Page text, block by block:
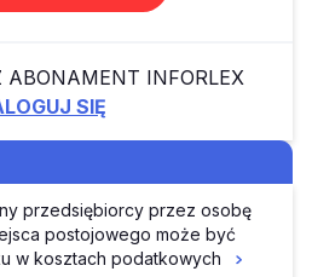
INFORLEX
SIĘ
przedsiębiorcy przez osobę
postojowego może być
w kosztach podatkowych